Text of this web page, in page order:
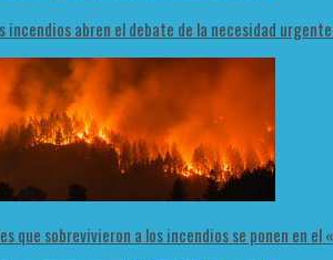
incendios abren el debate de la necesidad
que sobrevivieron a los incendios se ponen en